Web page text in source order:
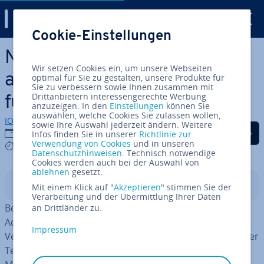
Zum Haupt­in­halt springen
Nextcloud-Grup­pen­ord­ner
anlegen und freigeben: So
funk­tio­niert’s
IONOS Redaktion
31.03.2025
5 mins
Auf Facebook teilen
Auf Twitter teilen
Auf LinkedIn
In­halts­ver­zeich­nis
Bei Nextcloud-Grup­pen­ord­nern handelt es sich um von
Ad­mi­nis­tra­to­rin­nen und Ad­mi­nis­tra­to­ren kon­fi­gu­rier­te
Ver­zeich­nis­se, die für alle Mit­glie­der eines oder mehrerer
Teams frei­ge­ge­ben sind. Die prä­de­sti­nier­te App für das
Cookie-Einstellungen
Wir setzen Cookies ein, um unsere Webseiten
optimal für Sie zu gestalten, unsere Produkte für
Sie zu verbessern sowie Ihnen zusammen mit
Drittanbietern interessengerechte Werbung
anzuzeigen. In den Einstellungen können Sie
auswählen, welche Cookies Sie zulassen wollen,
sowie Ihre Auswahl jederzeit ändern. Weitere
Infos finden Sie in unserer Richtlinie zur
Verwendung von Cookies und in unseren
Datenschutzhinweisen. Technisch notwendige
Cookies werden auch bei der Auswahl von
ablehnen gesetzt.
Mit einem Klick auf "Akzeptieren" stimmen Sie der
Verarbeitung und der Übermittlung Ihrer Daten
an Drittländer zu.
Impressum